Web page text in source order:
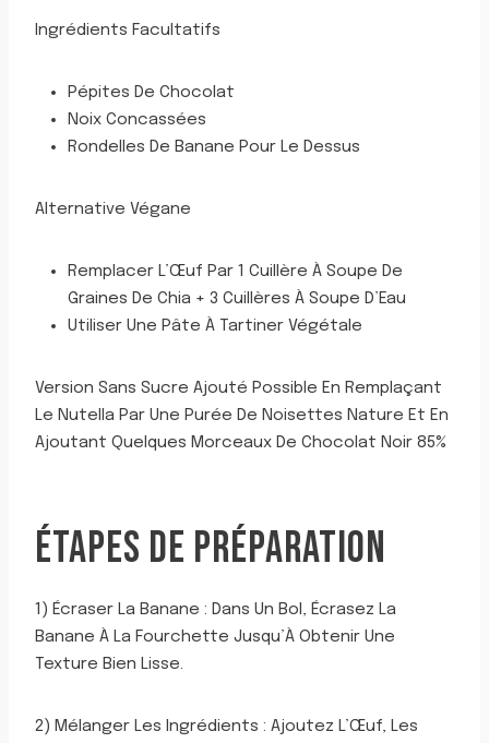
Ingrédients Facultatifs
Pépites De Chocolat
Noix Concassées
Rondelles De Banane Pour Le Dessus
Alternative Végane
Remplacer L’Œuf Par 1 Cuillère À Soupe De
Graines De Chia + 3 Cuillères À Soupe D’Eau
Utiliser Une Pâte À Tartiner Végétale
Version Sans Sucre Ajouté Possible En Remplaçant
Le Nutella Par Une Purée De Noisettes Nature Et En
Ajoutant Quelques Morceaux De Chocolat Noir 85%
ÉTAPES DE PRÉPARATION
1) Écraser La Banane : Dans Un Bol, Écrasez La
Banane À La Fourchette Jusqu’À Obtenir Une
Texture Bien Lisse.
2) Mélanger Les Ingrédients : Ajoutez L’Œuf, Les